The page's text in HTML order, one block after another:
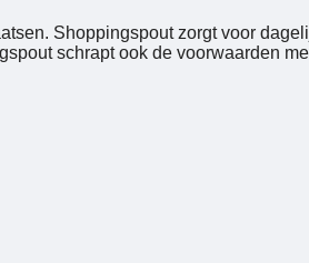
Shoppingspout zorgt voor
schrapt ook de voorwaarden